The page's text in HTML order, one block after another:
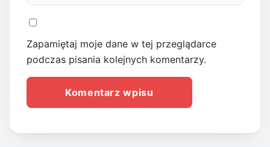
Zapamiętaj moje dane w tej przeglądarce
podczas pisania kolejnych komentarzy.